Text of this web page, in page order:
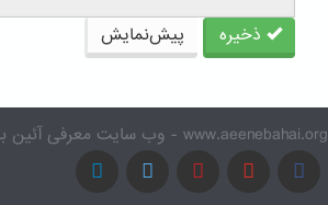
ذخیره پیش‌نمایش
www.aeenebahai.org - وب سایت معرفی آئین بهائی به زبان فارسی